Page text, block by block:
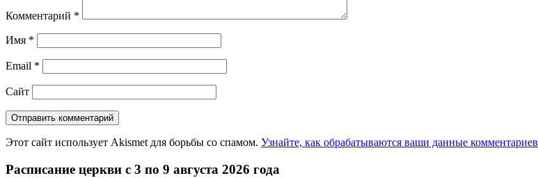
Комментарий *
Имя *
Email *
Сайт
Этот сайт использует Akismet для борьбы со спамом. Узнайте, как обрабатываются ваши данные комментариев
Расписание церкви с 3 по 9 августа 2026 года